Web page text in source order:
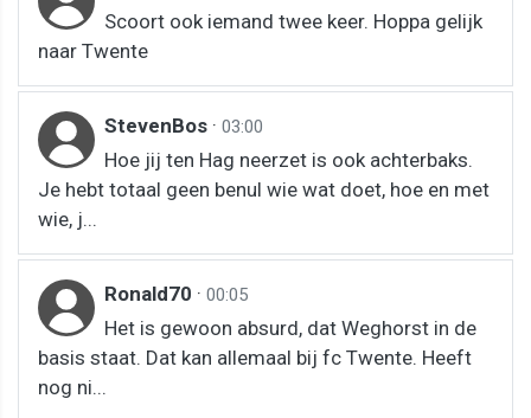
Scoort ook iemand twee keer. Hoppa gelijk
naar Twente
StevenBos · 03:00
Hoe jij ten Hag neerzet is ook achterbaks.
Je hebt totaal geen benul wie wat doet, hoe en met
wie, j...
Ronald70 · 00:05
Het is gewoon absurd, dat Weghorst in de
basis staat. Dat kan allemaal bij fc Twente. Heeft
nog ni...